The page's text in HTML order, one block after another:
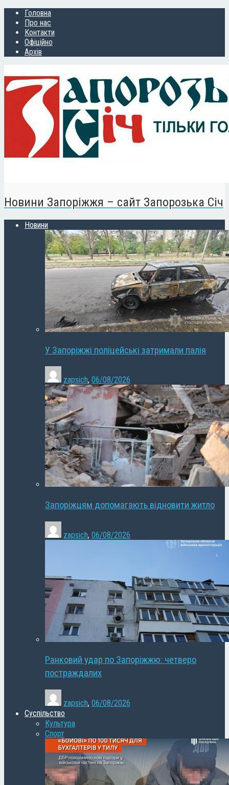
Головна
Про нас
Контакти
Офіційно
Архів
Новини Запоріжжя – сайт Запорозька Січ
Новини
У Запоріжжі поліцейські затримали палія
zapsich, 06/08/2026
Запоріжцям допомагають відновити житло
zapsich, 06/08/2026
Ранковий удар по Запоріжжю: четверо
постраждалих
zapsich, 06/08/2026
Суспільство
Культура
Спорт